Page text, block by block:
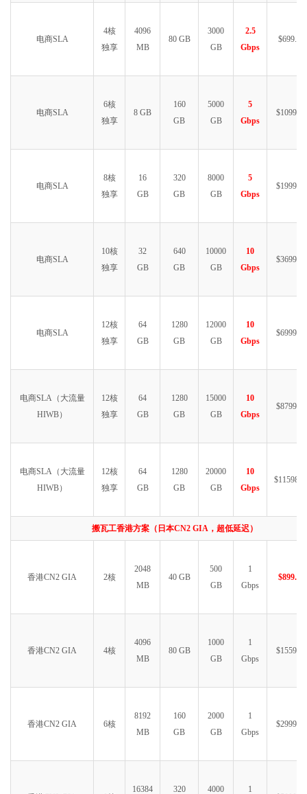
电商SLA
4核
独享
4096
MB
80 GB
3000
GB
2.5
Gbps
$699.99
电商SLA
6核
独享
8 GB
160
GB
5000
GB
5
Gbps
$1099.99
电商SLA
8核
独享
16
GB
320
GB
8000
GB
5
Gbps
$1999.99
电商SLA
10核
独享
32
GB
640
GB
10000
GB
10
Gbps
$3699.99
电商SLA
12核
独享
64
GB
1280
GB
12000
GB
10
Gbps
$6999.99
电商SLA（大流量
HIWB）
12核
独享
64
GB
1280
GB
15000
GB
10
Gbps
$8799.99
电商SLA（大流量
HIWB）
12核
独享
64
GB
1280
GB
20000
GB
10
Gbps
搬瓦工香港方案（日本CN2 GIA，超低延迟）
香港CN2 GIA 2核
2048
MB
40 GB
500
GB
1
Gbps
$899.99
香港CN2 GIA 4核
4096
MB
80 GB
1000
GB
1
Gbps
$1559.99
香港CN2 GIA 6核
8192
MB
160
GB
2000
GB
1
Gbps
$2999.99
16384
320
4000
1